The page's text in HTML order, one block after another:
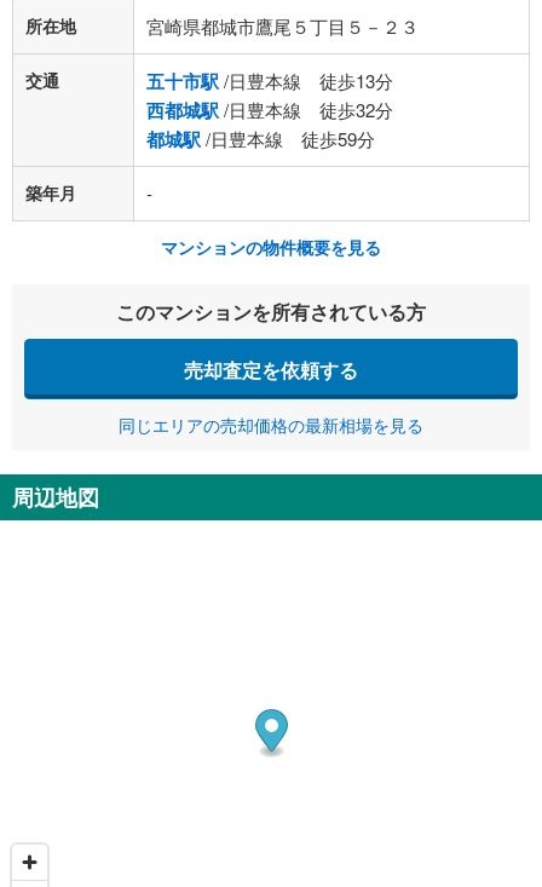
所在地 宮崎県都城市鷹尾５丁目５－２３
交通 五十市駅/日豊本線 徒歩13分
西都城駅/日豊本線 徒歩32分
都城駅/日豊本線 徒歩59分
築年月 -
マンションの物件概要を見る
このマンションを所有されている方
売却査定を依頼する
同じエリアの売却価格の最新相場を見る
周辺地図